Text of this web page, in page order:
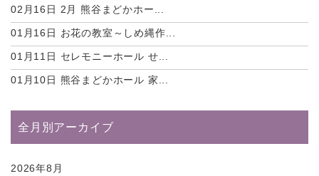
02月16日 2月 熊谷まどかホー...
01月16日 お花の教室～しめ縄作...
01月11日 セレモニーホール せ...
01月10日 熊谷まどかホール 家...
全月別アーカイブ
2026年8月